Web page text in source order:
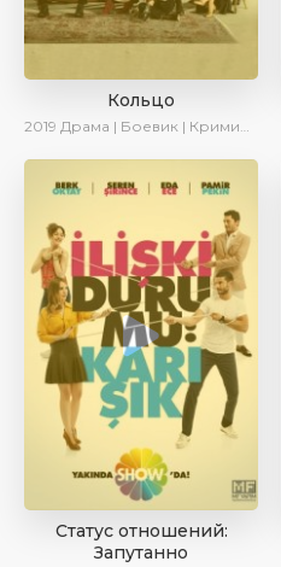
Кольцо
2019 Драма | Боевик | Криминал
Статус отношений:
Запутанно